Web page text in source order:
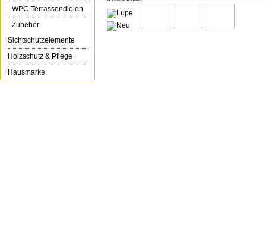
WPC-Terrassendielen
Zubehör
Sichtschutzelemente
Holzschutz & Pflege
Hausmarke